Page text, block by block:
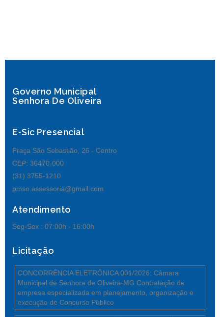
Governo Municipal
Senhora De Oliveira
E-Sic Presencial
Praça São Sebastião, 26 - Centro
CEP: 36470-000
(31) 3755-1210
pmso.assessoria@gmail.com
Atendimento
Seg-Sex : 07:00h - 16:00h
Licitação
CONCORRÊNCIA ELETRÔNICA 001/2026: Câmara
Municipal de Senhora de Oliveira-MG Contratação de
empresa especializada em planejamento, organização e
execução de Concurso Público